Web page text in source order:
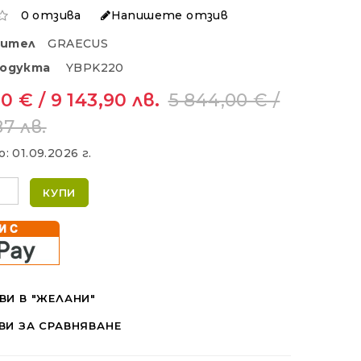
0 отзива
Напишете отзив
GRAECUS
YBPK220
€ / 9 143,90 лв. 5 844,00 € /
лв.
01.09.2026 г.
КУПИ
В "ЖЕЛАНИ"
ЗА СРАВНЯВАНЕ